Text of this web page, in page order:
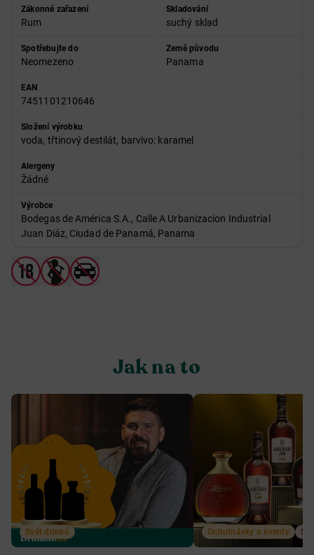
Zákonné zařazení
Rum
Skladování
suchý sklad
Spotřebujte do
Neomezeno
Země původu
Panama
EAN
7451101210646
Složení výrobku
voda, třtinový destilát, barvivo: karamel
Alergeny
Žádné
Výrobce
Bodegas de América S.A., Calle A Urbanizacion Industrial
Juan Diáz, Ciudad de Panamá, Panama
Jak na to
Svět drinků Ochutnávky a eventy